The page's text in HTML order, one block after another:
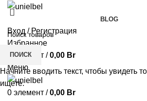
BLOG
Вход / Регистрация
Избранное
0элемент / 0,00 Br
Меню
0 элемент / 0,00 Br
ПОИСК
Начните вводить текст, чтобы увидеть
ищете.